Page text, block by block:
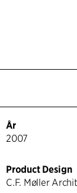
År
2007
Product Design
C.F. Møller